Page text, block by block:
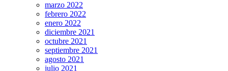
marzo 2022
febrero 2022
enero 2022
diciembre 2021
octubre 2021
septiembre 2021
agosto 2021
julio 2021